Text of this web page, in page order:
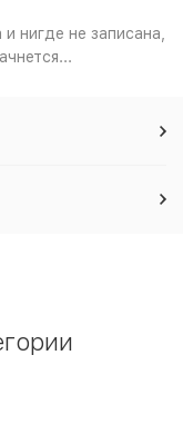
нигде не записана,